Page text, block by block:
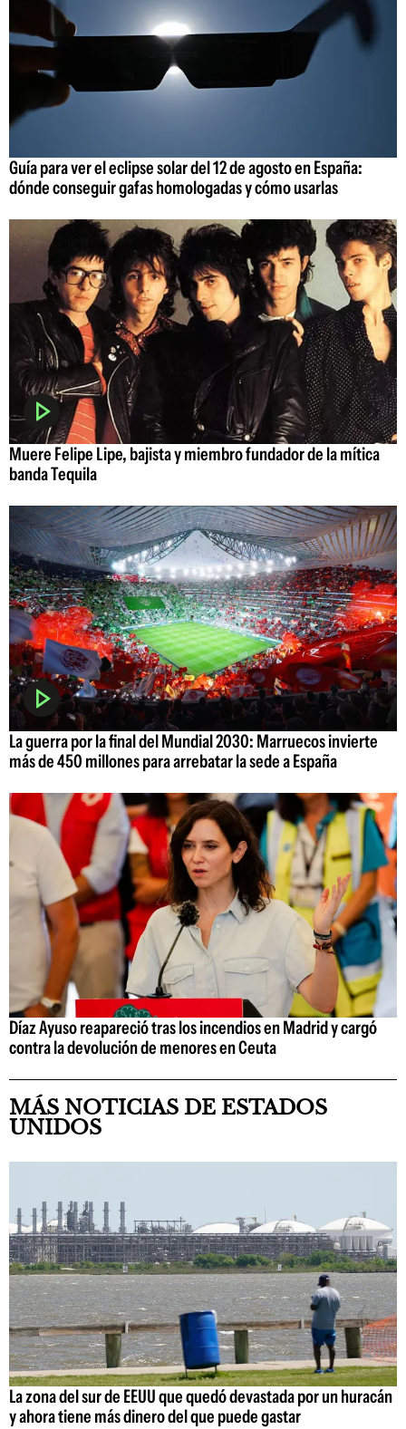
Guía para ver el eclipse solar del 12 de agosto en España:
dónde conseguir gafas homologadas y cómo usarlas
Muere Felipe Lipe, bajista y miembro fundador de la mítica
banda Tequila
La guerra por la final del Mundial 2030: Marruecos invierte
más de 450 millones para arrebatar la sede a España
Díaz Ayuso reapareció tras los incendios en Madrid y cargó
contra la devolución de menores en Ceuta
MÁS NOTICIAS DE ESTADOS
UNIDOS
La zona del sur de EEUU que quedó devastada por un huracán
y ahora tiene más dinero del que puede gastar